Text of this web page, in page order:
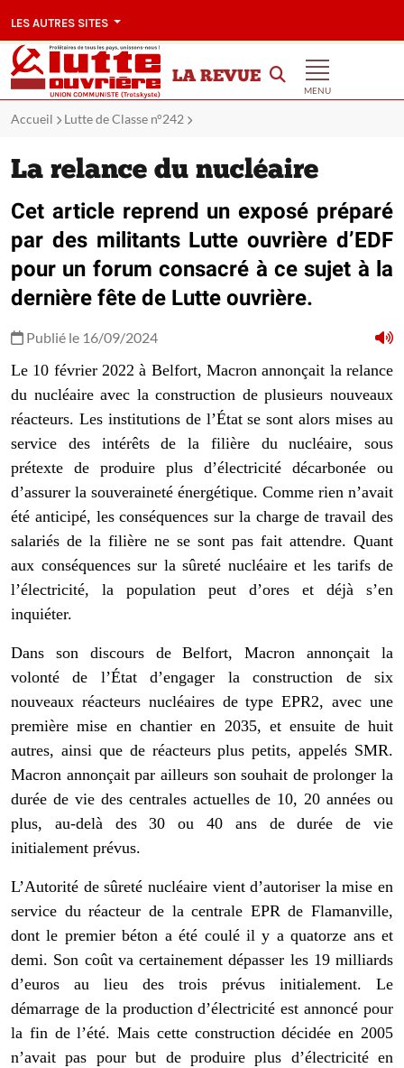
LES AUTRES SITES
LA REVUE
MENU
Accueil Lutte de Classe n°242
La relance du nucléaire
Cet article reprend un exposé préparé
par des militants Lutte ouvrière d’EDF
pour un forum consacré à ce sujet à la
dernière fête de Lutte ouvrière.
Publié le 16/09/2024
Le 10 février 2022 à Belfort, Macron annonçait la relance
du nucléaire avec la construction de plusieurs nouveaux
réacteurs. Les institutions de l’État se sont alors mises au
service des intérêts de la filière du nucléaire, sous
prétexte de produire plus d’électricité décarbonée ou
d’assurer la souveraineté énergétique. Comme rien n’avait
été anticipé, les conséquences sur la charge de travail des
salariés de la filière ne se sont pas fait attendre. Quant
aux conséquences sur la sûreté nucléaire et les tarifs de
l’électricité, la population peut d’ores et déjà s’en
inquiéter.
Dans son discours de Belfort, Macron annonçait la
volonté de l’État d’engager la construction de six
nouveaux réacteurs nucléaires de type EPR2, avec une
première mise en chantier en 2035, et ensuite de huit
autres, ainsi que de réacteurs plus petits, appelés SMR.
Macron annonçait par ailleurs son souhait de prolonger la
durée de vie des centrales actuelles de 10, 20 années ou
plus, au-delà des 30 ou 40 ans de durée de vie
initialement prévus.
L’Autorité de sûreté nucléaire vient d’autoriser la mise en
service du réacteur de la centrale EPR de Flamanville,
dont le premier béton a été coulé il y a quatorze ans et
demi. Son coût va certainement dépasser les 19 milliards
d’euros au lieu des trois prévus initialement. Le
démarrage de la production d’électricité est annoncé pour
la fin de l’été. Mais cette construction décidée en 2005
n’avait pas pour but de produire plus d’électricité en